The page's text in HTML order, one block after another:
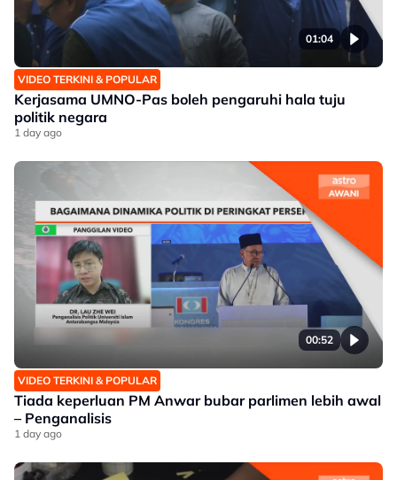
01:04
VIDEO TERKINI & POPULAR
Kerjasama UMNO-Pas boleh pengaruhi hala tuju
politik negara
1 day ago
00:52
VIDEO TERKINI & POPULAR
Tiada keperluan PM Anwar bubar parlimen lebih awal
– Penganalisis
1 day ago